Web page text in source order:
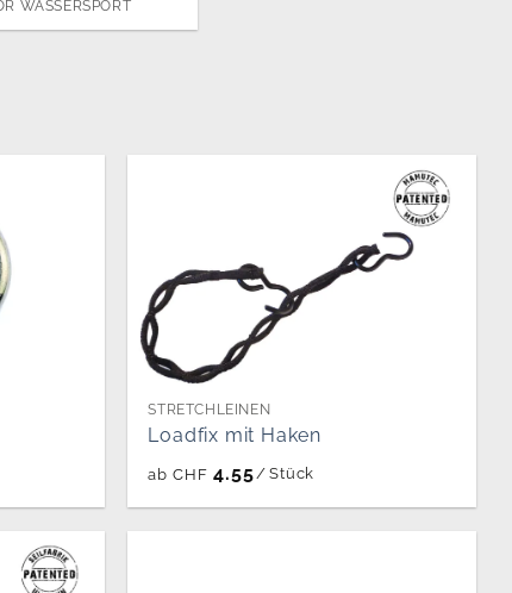
WASSERSPORT
STRETCHLEINEN
Loadfix mit Haken
ab CHF 4.55/ Stück